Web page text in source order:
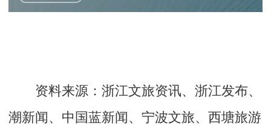
资料来源：浙江文旅资讯、浙江发布、
潮新闻、中国蓝新闻、宁波文旅、西塘旅游